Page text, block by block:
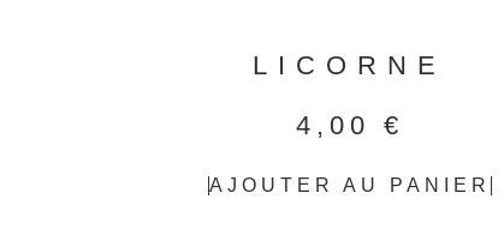
LICORNE
4,00 €
AJOUTER AU PANIER